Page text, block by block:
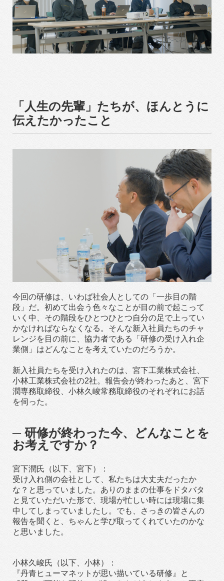
「人生の先輩」たちが、ほんとうに
伝えたかったこと
今回の研修は、いわば社会人としての「一歩目の階
段」だ。初めて出会う色々なことが目の前で起こって
いく中、その階段をひとつひとつ自分の足で上ってい
かなければならなくなる。そんな新入社員たちのチャ
レンジを目の前に、協力者である「研修の受け入れ企
業側」はどんなことを考えていたのだろうか。
新入社員たちを受け入れたのは、宮下工業株式会社、
小林工業株式会社の2社。報告会が終わったあと、宮下
潤専務取締役、小林久峻常務取締役のそれぞれにお話
を伺った。
─ 研修が終わった今、どんなことを
お考えですか？
宮下潤氏（以下、宮下）：
受け入れ側の会社として、私たちは大丈夫だったか
な？と思っていました。ありのままの仕事をドタバタ
と見ていただいた形で、現場が忙しい時には現場に集
中してしまっていましたし。でも、さっきの皆さんの
報告を聞くと、ちゃんと学び取ってくれていたのかな
と思いました。
小林久峻氏（以下、小林）：
『丹青ヒューマネットが思い描いている研修』と